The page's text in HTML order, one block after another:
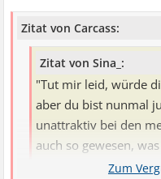
Zitat von Carcass:
Zitat von Sina_:
"Tut mir leid, würde
aber du bist nunmal
unattraktiv bei den
auch so gewesen,